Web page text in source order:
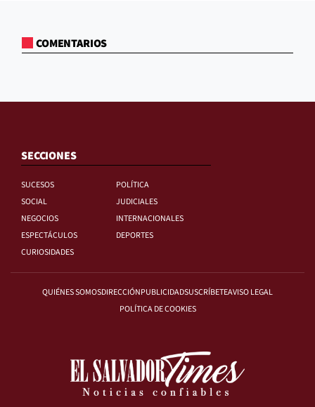
COMENTARIOS
SECCIONES
SUCESOS
POLÍTICA
SOCIAL
JUDICIALES
NEGOCIOS
INTERNACIONALES
ESPECTÁCULOS
DEPORTES
CURIOSIDADES
QUIÉNES SOMOSDIRECCIÓNPUBLICIDADSUSCRÍBETEAVISO LEGAL
POLÍTICA DE COOKIES